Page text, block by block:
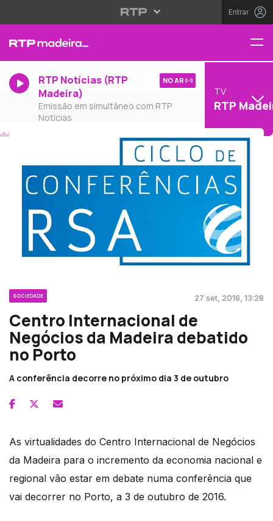
Entrar
RTP Notícias (RTP
Madeira)
Emissão em simultâneo com RTP
Notícias
NO AR
TV
RTP
SOCIEDADE 27 set, 2016, 13:28
Centro Internacional de
Negócios da Madeira debatido
no Porto
A conferência decorre no próximo dia 3 de outubro
As virtualidades do Centro Internacional de Negócios
da Madeira para o incremento da economia nacional e
regional vão estar em debate numa conferência que
vai decorrer no Porto, a 3 de outubro de 2016.